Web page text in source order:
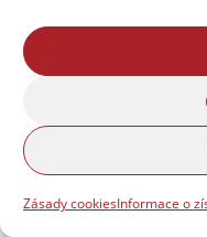
Zásady cookiesInformace o